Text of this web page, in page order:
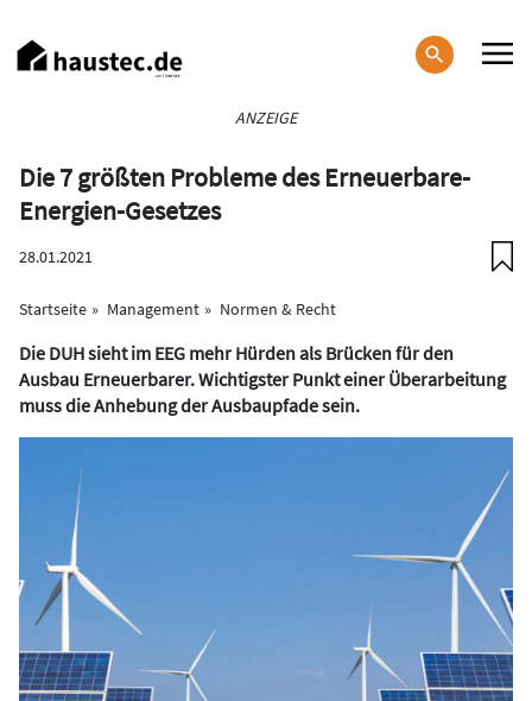
zum
Inhalt
ANZEIGE
Die 7 größten Probleme des Erneuerbare-
Energien-Gesetzes
28.01.2021
Startseite Management Normen & Recht
Die DUH sieht im EEG mehr Hürden als Brücken für den
Ausbau Erneuerbarer. Wichtigster Punkt einer Überarbeitung
muss die Anhebung der Ausbaupfade sein.